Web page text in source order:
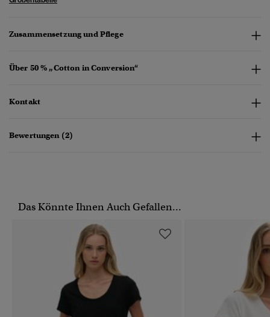
Zusammensetzung und Pflege
Über 50 % „Cotton in Conversion“
Kontakt
Bewertungen (2)
Das Könnte Ihnen Auch Gefallen...